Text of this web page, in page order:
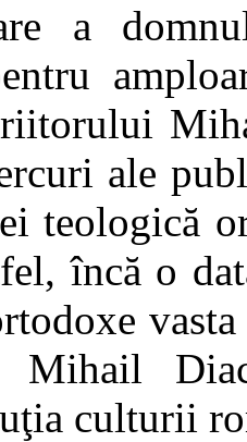
a
ale
teologică
încă o
Mihail
culturii